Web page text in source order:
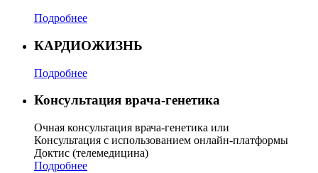
Подробнее
КАРДИОЖИЗНЬ
Подробнее
Консультация врача-генетика
Очная консультация врача-генетика или
Консультация с использованием онлайн-платформы
Доктис (телемедицина)
Подробнее